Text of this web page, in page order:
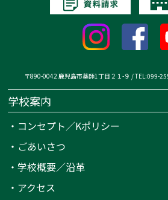
〒890-0042 鹿児島市薬師1丁目２１-９ / TEL:099-
学校案内
・ コンセプト／Kポリシー
・ ごあいさつ
・学校概要／沿革
・ アクセス